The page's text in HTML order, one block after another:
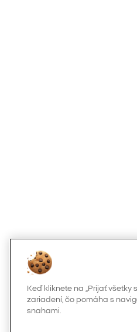
Keď kliknete na „Prijať
zariadení, čo pomáha s
snahami.